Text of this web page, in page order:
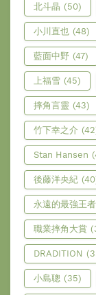
北斗晶 (50)
小川直也 (48)
藍面中野 (47)
上福雪 (45)
摔角言靈 (43)
竹下幸之介
Stan Hansen
後藤洋央紀
永遠的最強王者
職業摔角大賞
DRADITION
小島聰 (35)